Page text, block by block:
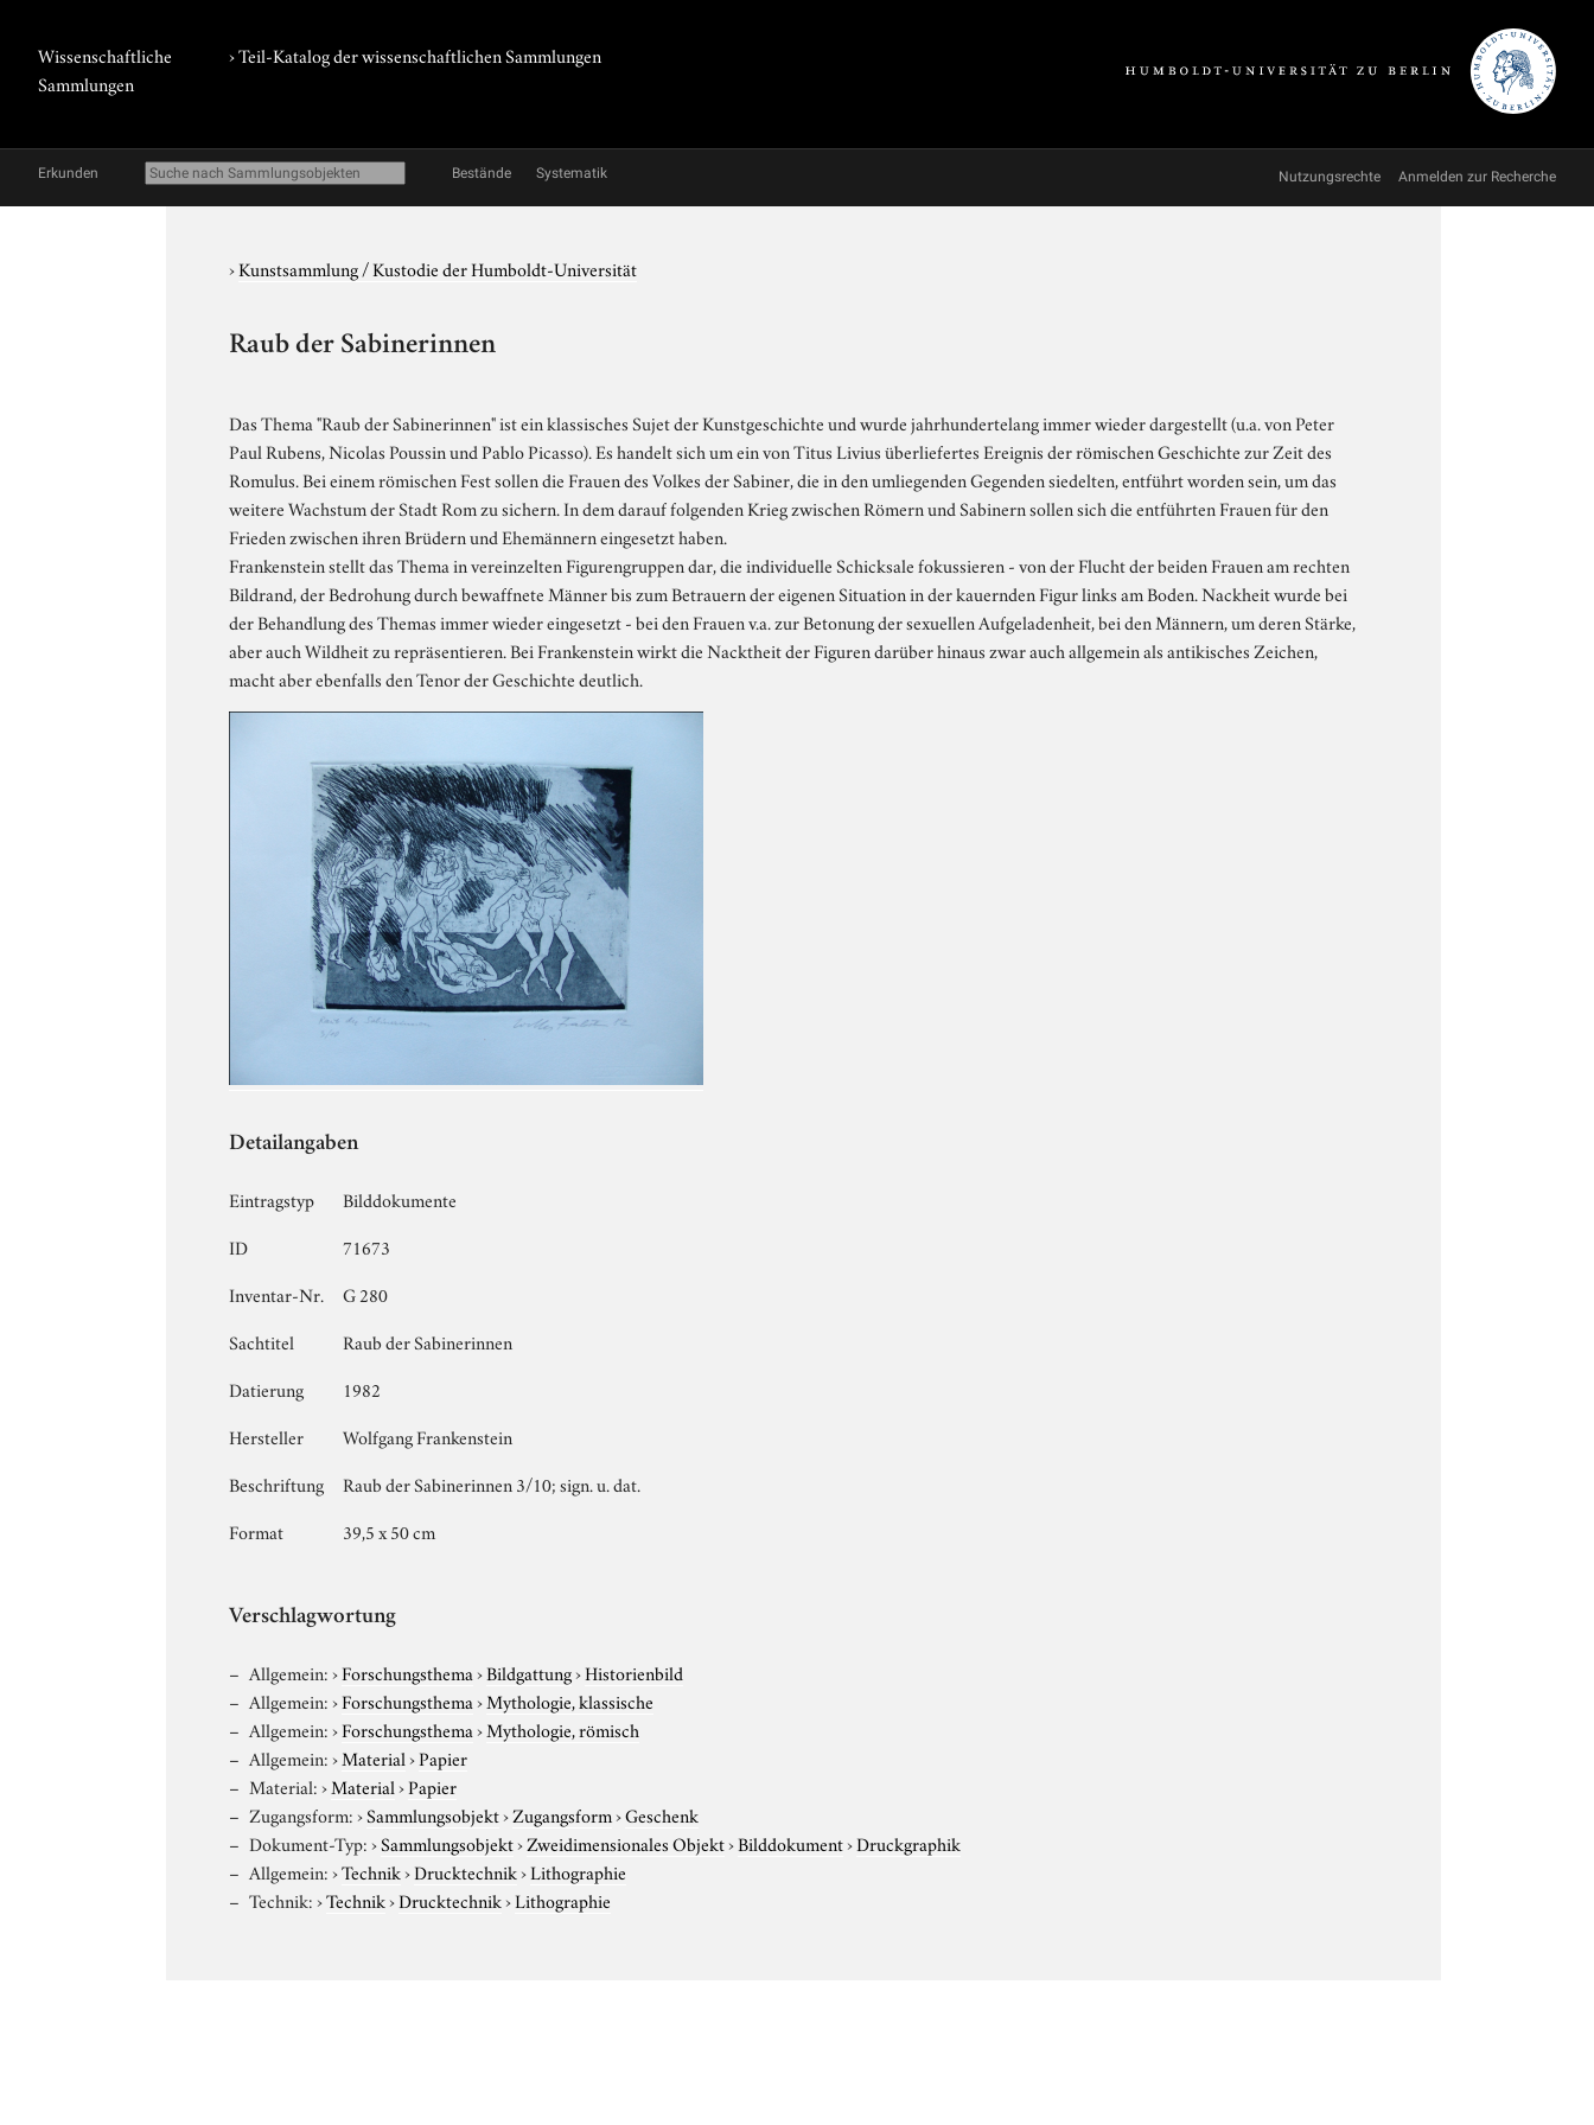
Wissenschaftliche
Sammlungen
› Teil-Katalog der wissenschaftlichen Sammlungen
Erkunden Bestände Systematik Nutzungsrechte Anmelden zur Recherche
›Kunstsammlung / Kustodie der Humboldt-Universität
Raub der Sabinerinnen
Das Thema "Raub der Sabinerinnen" ist ein klassisches Sujet der Kunstgeschichte und wurde jahrhundertelang immer wieder dargestellt (u.a. von Peter
Paul Rubens, Nicolas Poussin und Pablo Picasso). Es handelt sich um ein von Titus Livius überliefertes Ereignis der römischen Geschichte zur Zeit des
Romulus. Bei einem römischen Fest sollen die Frauen des Volkes der Sabiner, die in den umliegenden Gegenden siedelten, entführt worden sein, um das
weitere Wachstum der Stadt Rom zu sichern. In dem darauf folgenden Krieg zwischen Römern und Sabinern sollen sich die entführten Frauen für den
Frieden zwischen ihren Brüdern und Ehemännern eingesetzt haben.
Frankenstein stellt das Thema in vereinzelten Figurengruppen dar, die individuelle Schicksale fokussieren - von der Flucht der beiden Frauen am rechten
Bildrand, der Bedrohung durch bewaffnete Männer bis zum Betrauern der eigenen Situation in der kauernden Figur links am Boden. Nackheit wurde bei
der Behandlung des Themas immer wieder eingesetzt - bei den Frauen v.a. zur Betonung der sexuellen Aufgeladenheit, bei den Männern, um deren Stärke,
aber auch Wildheit zu repräsentieren. Bei Frankenstein wirkt die Nacktheit der Figuren darüber hinaus zwar auch allgemein als antikisches Zeichen,
macht aber ebenfalls den Tenor der Geschichte deutlich.
Detailangaben
Eintragstyp
Bilddokumente
ID
71673
Inventar-Nr.
G 280
Sachtitel
Raub der Sabinerinnen
Datierung
1982
Hersteller
Wolfgang Frankenstein
Beschriftung
Raub der Sabinerinnen 3/10; sign. u. dat.
Format
39,5 x 50 cm
Verschlagwortung
Allgemein:›Forschungsthema›Bildgattung›Historienbild
Allgemein:›Forschungsthema›Mythologie, klassische
Allgemein:›Forschungsthema›Mythologie, römisch
Allgemein:›Material›Papier
Material:›Material›Papier
Zugangsform:›Sammlungsobjekt›Zugangsform›Geschenk
Dokument-Typ:›Sammlungsobjekt›Zweidimensionales Objekt›Bilddokument›Druckgraphik
Allgemein:›Technik›Drucktechnik›Lithographie
Technik:›Technik›Drucktechnik›Lithographie